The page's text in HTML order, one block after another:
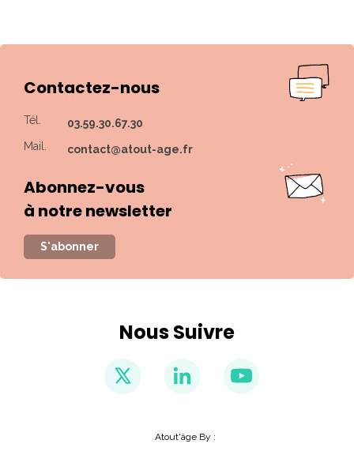
Contactez-nous
Tél.
03.59.30.67.30
Mail.
contact@atout-age.fr
Abonnez-vous
à notre newsletter
S'abonner
Nous Suivre
Atout'âge By :